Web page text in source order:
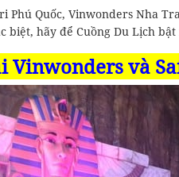
Phú Quốc, Vinwonders Nha
biệt, hãy để Cuồng Du Lịch
Vinwonders và